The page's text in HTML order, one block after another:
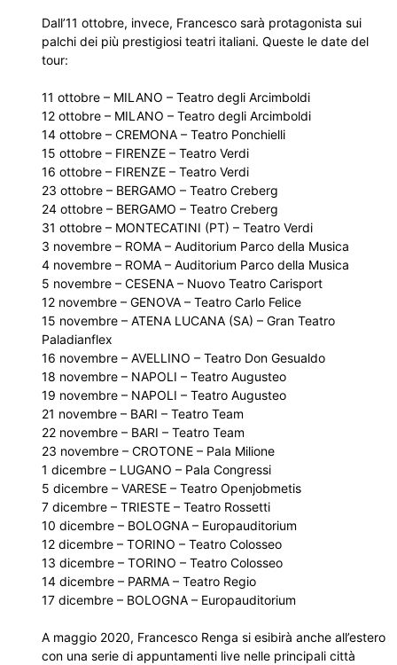
Dall’11 ottobre, invece, Francesco sarà protagonista sui
palchi dei più prestigiosi teatri italiani. Queste le date del
tour:
11 ottobre – MILANO – Teatro degli Arcimboldi
12 ottobre – MILANO – Teatro degli Arcimboldi
14 ottobre – CREMONA – Teatro Ponchielli
15 ottobre – FIRENZE – Teatro Verdi
16 ottobre – FIRENZE – Teatro Verdi
23 ottobre – BERGAMO – Teatro Creberg
24 ottobre – BERGAMO – Teatro Creberg
31 ottobre – MONTECATINI (PT) – Teatro Verdi
3 novembre – ROMA – Auditorium Parco della Musica
4 novembre – ROMA – Auditorium Parco della Musica
5 novembre – CESENA – Nuovo Teatro Carisport
12 novembre – GENOVA – Teatro Carlo Felice
15 novembre – ATENA LUCANA (SA) – Gran Teatro
Paladianflex
16 novembre – AVELLINO – Teatro Don Gesualdo
18 novembre – NAPOLI – Teatro Augusteo
19 novembre – NAPOLI – Teatro Augusteo
21 novembre – BARI – Teatro Team
22 novembre – BARI – Teatro Team
23 novembre – CROTONE – Pala Milione
1 dicembre – LUGANO – Pala Congressi
5 dicembre – VARESE – Teatro Openjobmetis
7 dicembre – TRIESTE – Teatro Rossetti
10 dicembre – BOLOGNA – Europauditorium
12 dicembre – TORINO – Teatro Colosseo
13 dicembre – TORINO – Teatro Colosseo
14 dicembre – PARMA – Teatro Regio
17 dicembre – BOLOGNA – Europauditorium
A maggio 2020, Francesco Renga si esibirà anche all’estero
con una serie di appuntamenti live nelle principali città